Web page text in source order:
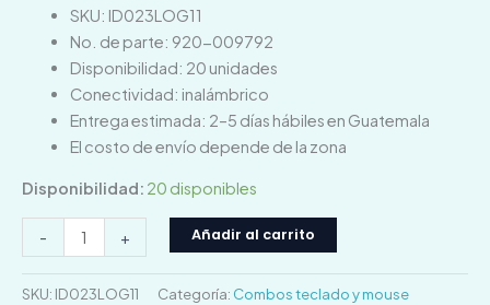
SKU: ID023LOG11
No. de parte: 920-009792
Disponibilidad: 20 unidades
Conectividad: inalámbrico
Entrega estimada: 2–5 días hábiles en Guatemala
El costo de envío depende de la zona
Disponibilidad: 20 disponibles
- + Añadir al carrito
SKU: ID023LOG11 Categoría: Combos teclado y mouse